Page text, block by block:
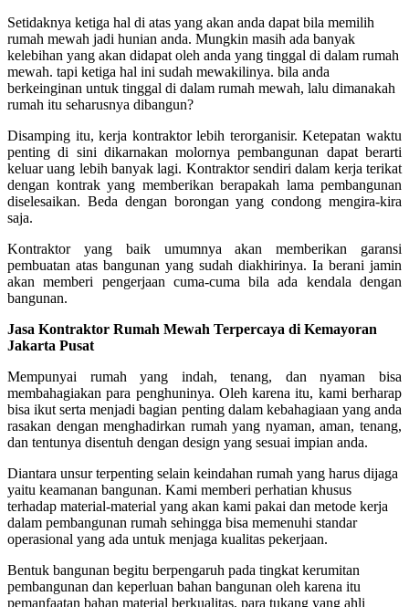
Setidaknya ketiga hal di atas yang akan anda dapat bila memilih
rumah mewah jadi hunian anda. Mungkin masih ada banyak
kelebihan yang akan didapat oleh anda yang tinggal di dalam rumah
mewah. tapi ketiga hal ini sudah mewakilinya. bila anda
berkeinginan untuk tinggal di dalam rumah mewah, lalu dimanakah
rumah itu seharusnya dibangun?
Disamping itu, kerja kontraktor lebih terorganisir.Ketepatan waktu
penting di sini dikarnakan molornya pembangunan dapat berarti
keluar uang lebih banyak lagi. Kontraktor sendiri dalam kerja terikat
dengan kontrak yang memberikan berapakah lama pembangunan
diselesaikan. Beda dengan borongan yang condong mengira-kira
saja.
Kontraktor yang baik umumnya akan memberikan garansi
pembuatan atas bangunan yang sudah diakhirinya. Ia berani jamin
akan memberi pengerjaan cuma-cuma bila ada kendala dengan
bangunan.
Jasa Kontraktor Rumah Mewah Terpercaya di Kemayoran
Jakarta Pusat
Mempunyai rumah yang indah, tenang, dan nyaman bisa
membahagiakan para penghuninya. Oleh karena itu, kami berharap
bisa ikut serta menjadi bagian penting dalam kebahagiaan yang anda
rasakan dengan menghadirkan rumah yang nyaman, aman, tenang,
dan tentunya disentuh dengan design yang sesuai impian anda.
Diantara unsur terpenting selain keindahan rumah yang harus dijaga
yaitu keamanan bangunan. Kami memberi perhatian khusus
terhadap material-material yang akan kami pakai dan metode kerja
dalam pembangunan rumah sehingga bisa memenuhi standar
operasional yang ada untuk menjaga kualitas pekerjaan.
Bentuk bangunan begitu berpengaruh pada tingkat kerumitan
pembangunan dan keperluan bahan bangunan oleh karena itu
pemanfaatan bahan material berkualitas, para tukang yang ahli